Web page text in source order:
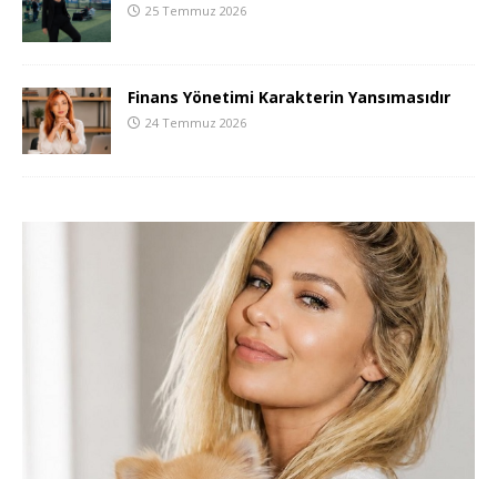
25 Temmuz 2026
Finans Yönetimi Karakterin Yansımasıdır
24 Temmuz 2026